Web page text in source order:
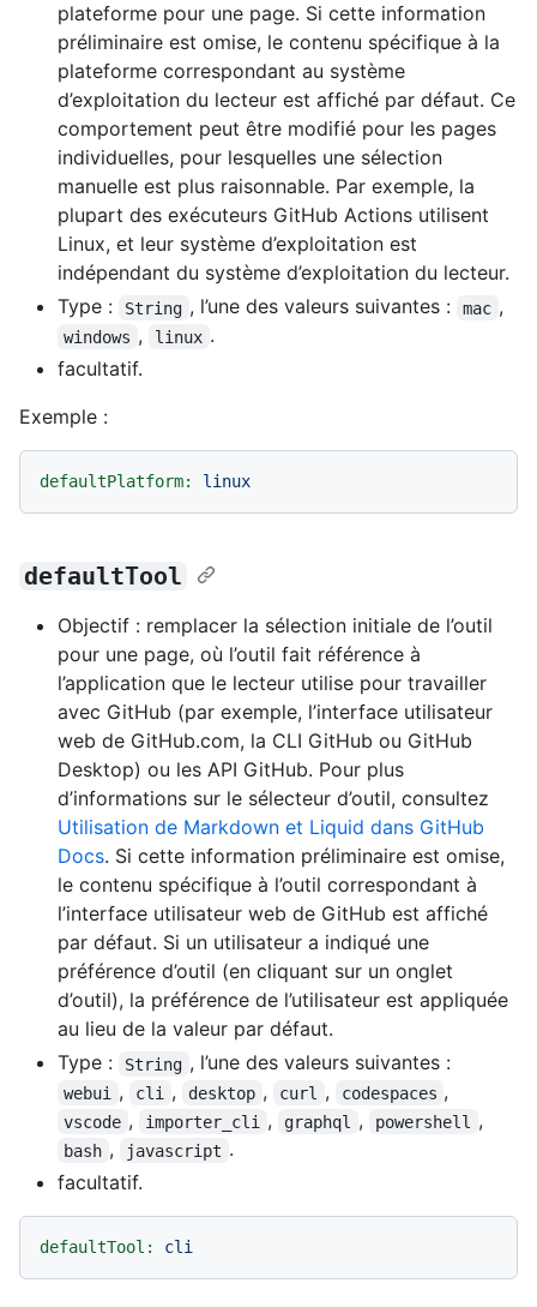
plateforme pour une page. Si cette information
préliminaire est omise, le contenu spécifique à la
plateforme correspondant au système
d’exploitation du lecteur est affiché par défaut. Ce
comportement peut être modifié pour les pages
individuelles, pour lesquelles une sélection
manuelle est plus raisonnable. Par exemple, la
plupart des exécuteurs GitHub Actions utilisent
Linux, et leur système d’exploitation est
indépendant du système d’exploitation du lecteur.
Type :
String , l’une des valeurs suivantes : mac ,
windows , linux .
facultatif.
Exemple :
defaultPlatform: linux
defaultTool
Objectif : remplacer la sélection initiale de l’outil
pour une page, où l’outil fait référence à
l’application que le lecteur utilise pour travailler
avec GitHub (par exemple, l’interface utilisateur
web de GitHub.com, la CLI GitHub ou GitHub
Desktop) ou les API GitHub. Pour plus
d’informations sur le sélecteur d’outil, consultez
Utilisation de Markdown et Liquid dans GitHub
Docs. Si cette information préliminaire est omise,
le contenu spécifique à l’outil correspondant à
l’interface utilisateur web de GitHub est affiché
par défaut. Si un utilisateur a indiqué une
préférence d’outil (en cliquant sur un onglet
d’outil), la préférence de l’utilisateur est appliquée
au lieu de la valeur par défaut.
Type :
String , l’une des valeurs suivantes :
webui , cli , desktop , curl , codespaces ,
vscode , importer_cli , graphql , powershell ,
bash , javascript .
facultatif.
defaultTool: cli